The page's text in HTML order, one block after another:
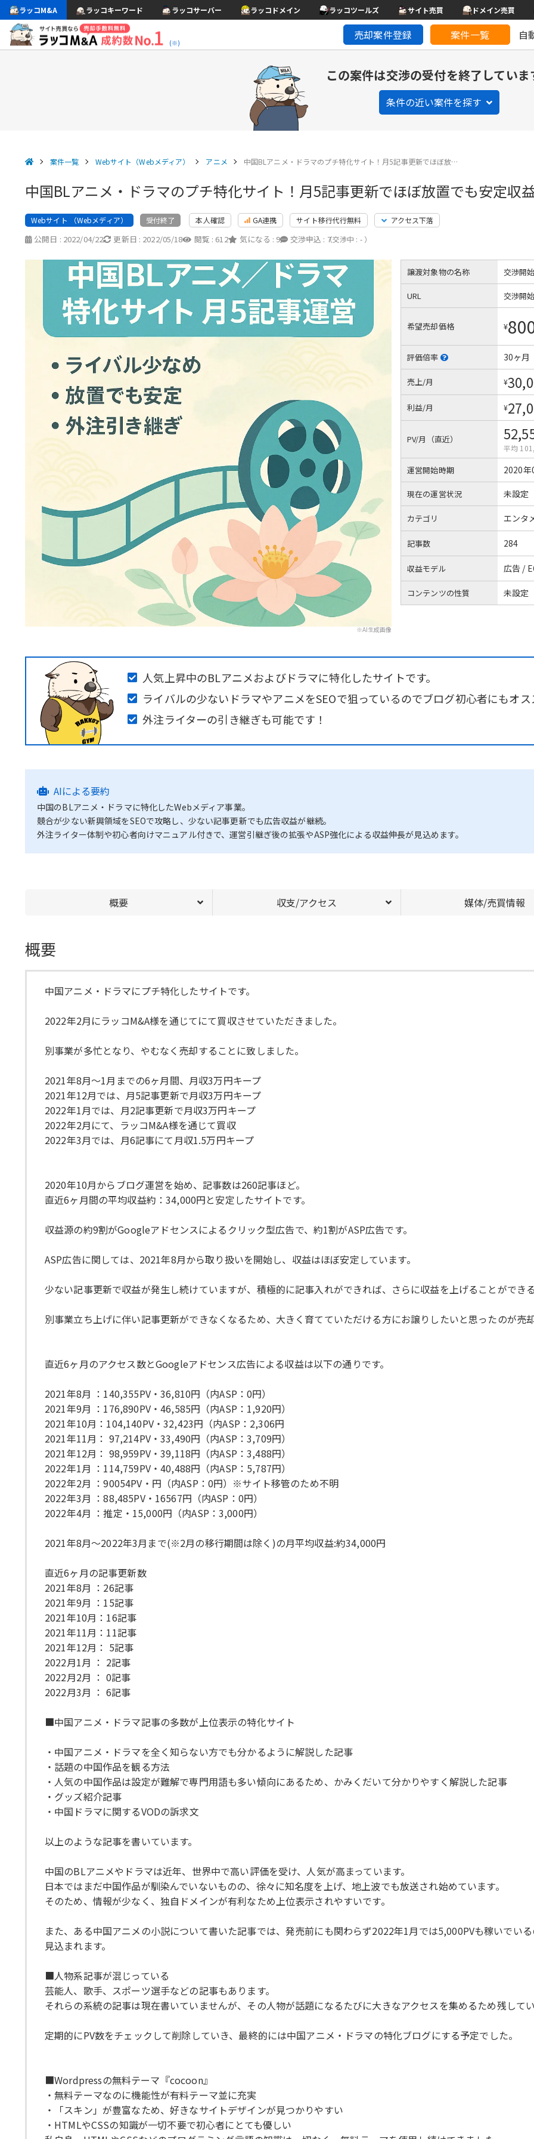
ラッコM&A ラッコキーワード ラッコサーバー ラッコドメイン ラッコツールズ サイト売買 ドメイン売買
(※)
売却案件登録 案件一覧 自
この案件は交渉の受付を終了していま
条件の近い案件を探す
案件一覧 Webサイト（Webメディア） アニメ 中国BLアニメ・ドラマのプチ特化サイト！月5記事更新でほぼ放…
中国BLアニメ・ドラマのプチ特化サイト！月5記事更新でほぼ放置でも安定収
Webサイト （Webメディア） 受付終了 本人確認 GA連携 サイト移行代行無料 アクセス下落
公開日 : 2022/04/22 更新日 : 2022/05/18 閲覧 : 612 気になる : 9 交渉申込 : 7
（交渉中 : - ）
※AI生成画像
譲渡対象物の名称 交渉開
URL 交渉開
希望売却価格 ¥
評価倍率 30ヶ月
売上/月 ¥
利益/月 ¥
PV/月（直近）
平均
運営開始時期 2020年
現在の運営状況 未設定
カテゴリ エンタ
記事数 284
収益モデル 広告 /
コンテンツの性質 未設定
人気上昇中のBLアニメおよびドラマに特化したサイトです。
ライバルの少ないドラマやアニメをSEOで狙っているのでブログ初心者にもオス
外注ライターの引き継ぎも可能です！
AIによる要約
中国のBLアニメ・ドラマに特化したWebメディア事業。
競合が少ない新興領域をSEOで攻略し、少ない記事更新でも広告収益が継続。
外注ライター体制や初心者向けマニュアル付きで、運営引継ぎ後の拡張やASP強化による収益伸長が見込めます。
概要 収支/アクセス 媒体/売買情報
概要
中国アニメ・ドラマにプチ特化したサイトです。
2022年2月にラッコM&A様を通じてにて買収させていただきました。
別事業が多忙となり、やむなく売却することに致しました。
2021年8月〜1月までの6ヶ月間、月収3万円キープ
2021年12月では、月5記事更新で月収3万円キープ
2022年1月では、月2記事更新で月収3万円キープ
2022年2月にて、ラッコM&A様を通じて買収
2022年3月では、月6記事にて月収1.5万円キープ
2020年10月からブログ運営を始め、記事数は260記事ほど。
直近6ヶ月間の平均収益約：34,000円と安定したサイトです。
収益源の約9割がGoogleアドセンスによるクリック型広告で、約1割がASP広告です。
ASP広告に関しては、2021年8月から取り扱いを開始し、収益はほぼ安定しています。
少ない記事更新で収益が発生し続けていますが、積極的に記事入れができれば、さらに収益を上げることができる
別事業立ち上げに伴い記事更新ができなくなるため、大きく育てていただける方にお譲りしたいと思ったのが売却
直近6ヶ月のアクセス数とGoogleアドセンス広告による収益は以下の通りです。
2021年8月 ：140,355PV・36,810円（内ASP：0円）
2021年9月 ：176,890PV・46,585円（内ASP：1,920円）
2021年10月：104,140PV・32,423円（内ASP：2,306円
2021年11月： 97,214PV・33,490円（内ASP：3,709円）
2021年12月： 98,959PV・39,118円（内ASP：3,488円）
2022年1月 ：114,759PV・40,488円（内ASP：5,787円）
2022年2月 ：90054PV・円（内ASP：0円）※サイト移管のため不明
2022年3月 ：88,485PV・16567円（内ASP：0円）
2022年4月 ：推定・15,000円（内ASP：3,000円）
2021年8月〜2022年3月まで(※2月の移行期間は除く)の月平均収益:約34,000円
直近6ヶ月の記事更新数
2021年8月 ：26記事
2021年9月 ：15記事
2021年10月：16記事
2021年11月：11記事
2021年12月： 5記事
2022月1月 ： 2記事
2022月2月 ： 0記事
2022月3月 ： 6記事
■中国アニメ・ドラマ記事の多数が上位表示の特化サイト
・中国アニメ・ドラマを全く知らない方でも分かるように解説した記事
・話題の中国作品を観る方法
・人気の中国作品は設定が難解で専門用語も多い傾向にあるため、かみくだいて分かりやすく解説した記事
・グッズ紹介記事
・中国ドラマに関するVODの訴求文
以上のような記事を書いています。
中国のBLアニメやドラマは近年、世界中で高い評価を受け、人気が高まっています。
日本ではまだ中国作品が馴染んでいないものの、徐々に知名度を上げ、地上波でも放送され始めています。
そのため、情報が少なく、独自ドメインが有利なため上位表示されやすいです。
また、ある中国アニメの小説について書いた記事では、発売前にも関わらず2022年1月では5,000PVも稼いでい
見込まれます。
■人物系記事が混じっている
芸能人、歌手、スポーツ選手などの記事もあります。
それらの系統の記事は現在書いていませんが、その人物が話題になるたびに大きなアクセスを集めるため残してい
定期的にPV数をチェックして削除していき、最終的には中国アニメ・ドラマの特化ブログにする予定でした。
■Wordpressの無料テーマ『cocoon』
・無料テーマなのに機能性が有料テーマ並に充実
・「スキン」が豊富なため、好きなサイトデザインが見つかりやすい
・HTMLやCSSの知識が一切不要で初心者にとても優しい